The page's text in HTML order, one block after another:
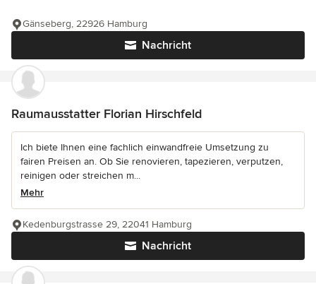
Nachricht
Gänseberg, 22926 Hamburg
Raumausstatter Florian Hirschfeld
Ich biete Ihnen eine fachlich einwandfreie Umsetzung zu
fairen Preisen an. Ob Sie renovieren, tapezieren, verputzen,
reinigen oder streichen m...
Mehr
Nachricht
Kedenburgstrasse 29, 22041 Hamburg